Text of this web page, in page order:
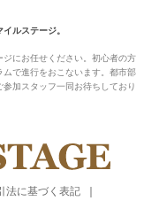
ルステージ。
にお任せください。初心者の方
で進行をおこないます。都市部
加スタッフ一同お待ちしており
法に基づく表記